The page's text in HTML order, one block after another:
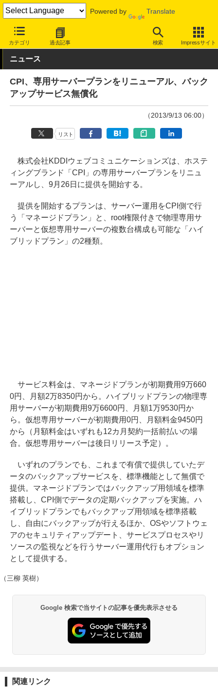
Powered by Translate
カテゴリ 過去記事 検索 Impressサイト
INTERNET Watch サービス/ソフト サービス レンタルサーバ
ニュース
CPI、専用サーバープランをリニューアル、バック
アップサービス無償化
（2013/9/13 06:00）
リスト
株式会社KDDIウェブコミュニケーションズは、ホステ
ィングブランド「CPI」の専用サーバープランをリニュ
ーアルし、9月26日に提供を開始する。
提供を開始するプランは、サーバー運用をCPI側で行
う「マネージドプラン」と、root権限付きで物理専用サ
ーバーと仮想専用サーバーの複数台構成も可能な「ハイ
ブリッドプラン」の2種類。
サービス料金は、マネージドプランが初期費用9万660
0円、月額2万8350円から。ハイブリッドプランの物理専
用サーバーが初期費用9万6600円、月額1万9530円か
ら。仮想専用サーバーが初期費用0円、月額料金9450円
から（月額料金はいずれも12カ月契約一括前払いの場
合。仮想専用サーバーは後日リリース予定）。
いずれのプランでも、これまで有償で提供していたデ
ータのバックアップサービスを、標準機能として無償で
提供。マネージドプランではバックアップ用領域を標準
搭載し、CPI側でデータの定期バックアップを実施。ハ
イブリッドプランでもバックアップ用領域を標準搭載
し、自由にバックアップが行えるほか、OSやソフトウェ
アのセキュリティアップデート、サービスプロセスやリ
ソースの監視などを行うサーバー運用代行もオプション
として提供する。
（三柳 英樹）
Google 検索で当サイトの記事を優先表示させる
関連リンク